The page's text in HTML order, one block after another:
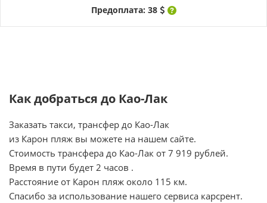
Предоплата: 38
Как добраться до Као-Лак
Заказать такси, трансфер до Као-Лак
из Карон пляж вы можете на нашем сайте.
Стоимость трансфера до Као-Лак от 7 919 рублей.
Время в пути будет 2 часов .
Расстояние от Карон пляж около 115 км.
Спасибо за использование нашего сервиса карсрент.